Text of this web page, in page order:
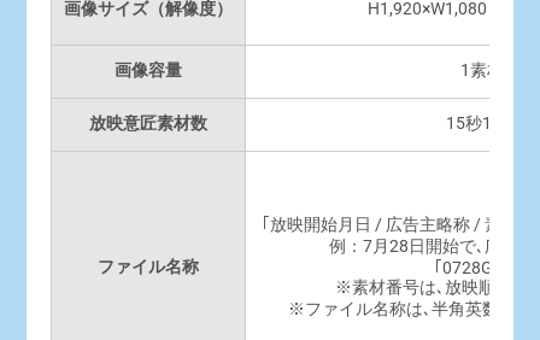
画像サイズ（解像度） H1,920×W1,080ピク
画像容量 1素材
放映意匠素材数 15秒1枠 3
ファイル名称
｢放映開始月日 / 広告主略称 / 素材
例：7月28日開始で､広告
｢
※素材番号は､放映順序に
※ファイル名称は､半角英数字で